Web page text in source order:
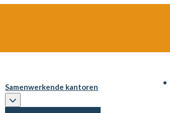
Samenwerkende kantoren